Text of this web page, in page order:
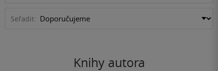
Seřadit:
Knihy autora